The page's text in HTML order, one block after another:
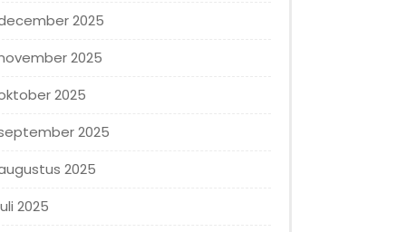
2025
2025
2025
2025
2025
2025